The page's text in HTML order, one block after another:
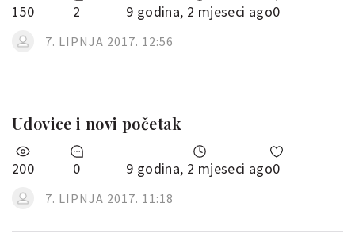
150 2 9 godina, 2 mjeseci ago0
7. LIPNJA 2017. 12:56
Udovice i novi početak
200 0 9 godina, 2 mjeseci ago0
7. LIPNJA 2017. 11:18